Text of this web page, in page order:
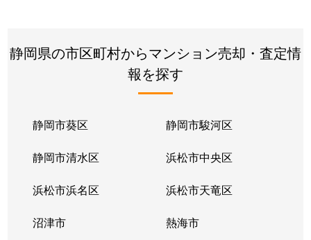
静岡県の市区町村からマンション売却・査定情
報を探す
静岡市葵区 静岡市駿河区
静岡市清水区 浜松市中央区
浜松市浜名区 浜松市天竜区
沼津市 熱海市